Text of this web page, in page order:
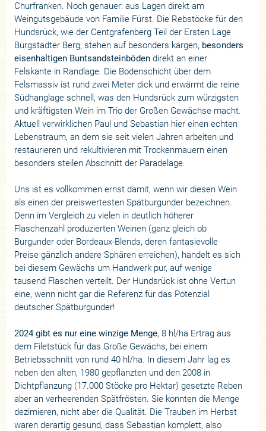
Churfranken. Noch genauer: aus Lagen direkt am
Weingutsgebäude von Familie Fürst. Die Rebstöcke für den
Hundsrück, wie der Centgrafenberg Teil der Ersten Lage
Bürgstadter Berg, stehen auf besonders kargen, besonders
eisenhaltigen Buntsandsteinböden direkt an einer
Felskante in Randlage. Die Bodenschicht über dem
Felsmassiv ist rund zwei Meter dick und erwärmt die reine
Südhanglage schnell, was den Hundsrück zum würzigsten
und kräftigsten Wein im Trio der Großen Gewächse macht.
Aktuell verwirklichen Paul und Sebastian hier einen echten
Lebenstraum, an dem sie seit vielen Jahren arbeiten und
restaurieren und rekultivieren mit Trockenmauern einen
besonders steilen Abschnitt der Paradelage.
Uns ist es vollkommen ernst damit, wenn wir diesen Wein
als einen der preiswertesten Spätburgunder bezeichnen.
Denn im Vergleich zu vielen in deutlich höherer
Flaschenzahl produzierten Weinen (ganz gleich ob
Burgunder oder Bordeaux-Blends, deren fantasievolle
Preise gänzlich andere Sphären erreichen), handelt es sich
bei diesem Gewächs um Handwerk pur, auf wenige
tausend Flaschen verteilt. Der Hundsrück ist ohne Vertun
eine, wenn nicht gar die Referenz für das Potenzial
deutscher Spätburgunder!
2024 gibt es nur eine winzige Menge, 8 hl/ha Ertrag aus
dem Filetstück für das Große Gewächs, bei einem
Betriebsschnitt von rund 40 hl/ha. In diesem Jahr lag es
neben den alten, 1980 gepflanzten und den 2008 in
Dichtpflanzung (17.000 Stöcke pro Hektar) gesetzte Reben
aber an verheerenden Spätfrösten. Sie konnten die Menge
dezimieren, nicht aber die Qualität. Die Trauben im Herbst
waren derartig gesund, dass Sebastian komplett, also